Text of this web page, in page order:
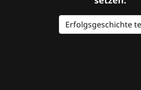
Erfolgsgeschichte